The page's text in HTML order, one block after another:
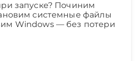
запуске? Починим
системные файлы
Windows — без потери